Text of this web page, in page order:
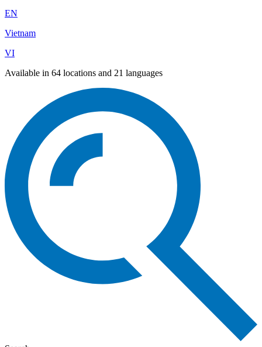
EN
Vietnam
VI
Available in 64 locations and 21 languages